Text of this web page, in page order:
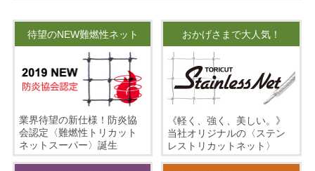
待望のNEW難燃性ネット
業界待望の新仕様！防炎協
会認定〈難燃性トリカット
ネットスーパー〉誕生
おかげさまで大人気！
《軽く、強く、美しい。》
当社オリジナルの〈ステン
レストリカットネット〉